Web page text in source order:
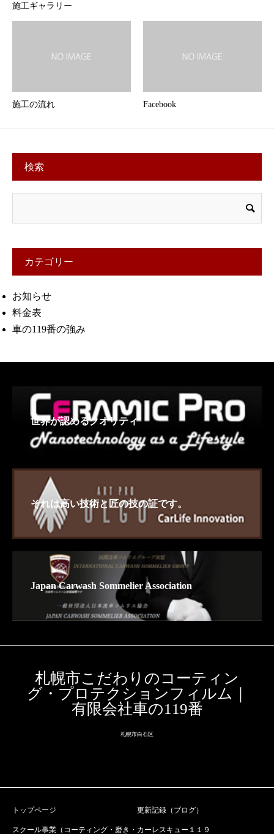
施工ギャラリー
施工の流れ Facebook
検索
カテゴリー
お知らせ
料金表
車の119番の強み
世界が認めるクオリティ
それは高い技術と匠の技の証です。
Japan Carwash Sommelier Association
札幌市こだわりのコーティン
グ・プロテクションフィルム｜
有限会社車の119番
札幌市白石区
トップページ 更新記録（ブログ）
スクール事業（コーティング・磨き・ カーレスキュー１１９